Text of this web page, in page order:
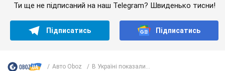
Ти ще не підписаний на наш Telegram? Швиденько тисни!
Підписатись Підписатись
Авто Oboz В Україні показали...